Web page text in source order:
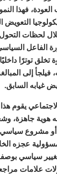
فهذا
التعويض
لحظات
الفاعل
توترًا
فيلجأ إلى
غيابه السابق.
يقوم هذا
جاهزة،
أو مشروع
عجزه
سياسي
علامات